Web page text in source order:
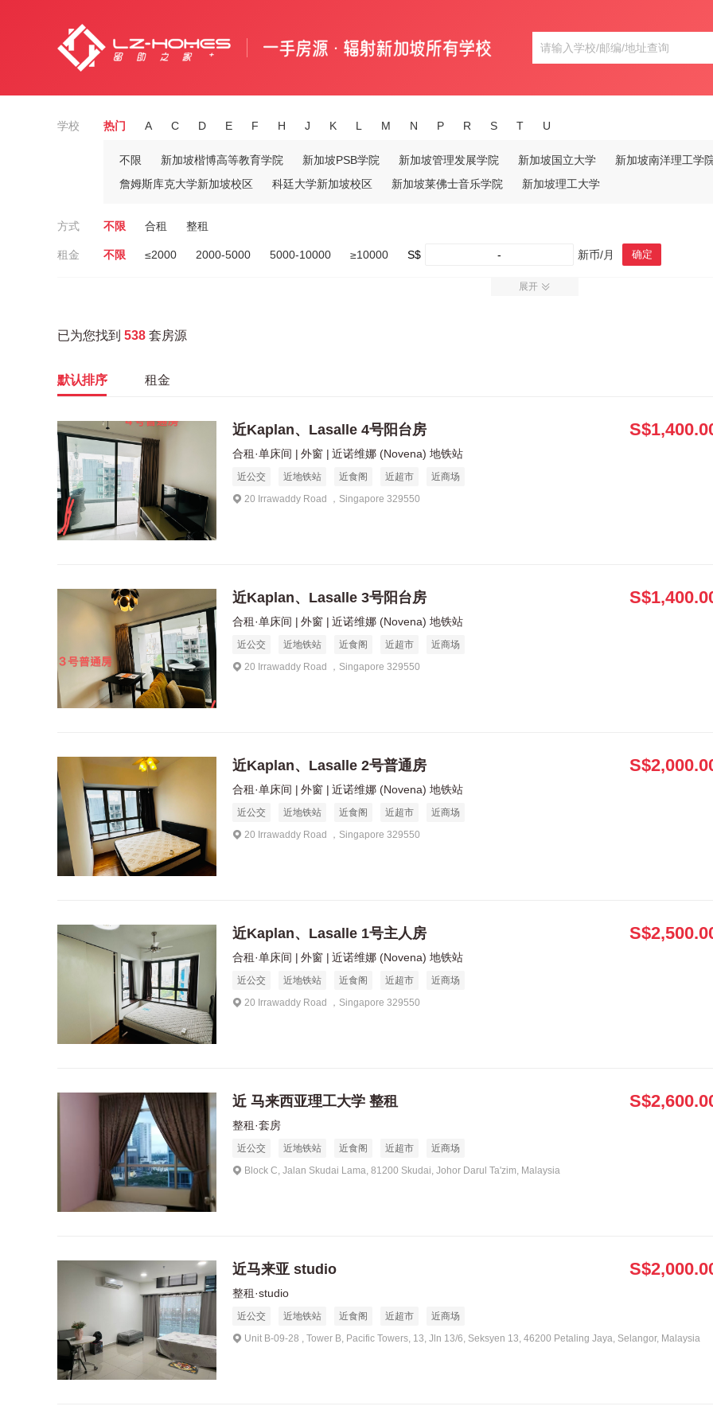
学校 热门 A C D E F H J K L M N P R S T U
不限 新加坡楷博高等教育学院 新加坡PSB学院 新加坡管理发展学院 新加坡国立大学 新加坡南洋理工学
詹姆斯库克大学新加坡校区
科廷大学新加坡校区 新加坡莱佛士音乐学院 新加坡理工大学
方式 不限 合租 整租
租金 不限 ≤2000 2000-5000 5000-10000 ≥10000 S$ - 新币/月 确定
展开
已为您找到 538 套房源
默认排序 租金
近Kaplan、Lasalle 4号阳台房
合租·单床间 外窗 近诺维娜 (Novena) 地铁站
近公交 近地铁站 近食阁 近超市
近商场
20 Irrawaddy Road ，Singapore 329550
近Kaplan、Lasalle 3号阳台房
合租·单床间 外窗 近诺维娜 (Novena) 地铁站
近公交 近地铁站 近食阁 近超市
近商场
20 Irrawaddy Road ，Singapore 329550
近Kaplan、Lasalle 2号普通房
合租·单床间 外窗 近诺维娜 (Novena) 地铁站
近公交 近地铁站 近食阁 近超市
近商场
20 Irrawaddy Road ，Singapore 329550
近Kaplan、Lasalle 1号主人房
合租·单床间 外窗 近诺维娜 (Novena) 地铁站
近公交 近地铁站 近食阁 近超市
近商场
20 Irrawaddy Road ，Singapore 329550
近 马来西亚理工大学 整租
整租·套房
近公交 近地铁站 近食阁 近超市
近商场
Block C, Jalan Skudai Lama, 81200 Skudai, Johor Darul Ta'zim, Malaysia
近马来亚 studio
整租·studio
近公交 近地铁站 近食阁 近超市
近商场
Unit B-09-28 , Tower B, Pacific Towers, 13, Jln 13/6, Seksyen 13, 46200 Petaling Jaya, Selangor, Malaysia